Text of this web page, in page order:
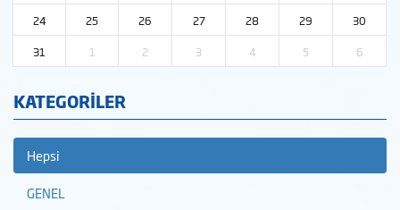
24
25 26 27 28 29
30
31
1 2 3 4 5 6
KATEGORİLER
Hepsi
GENEL